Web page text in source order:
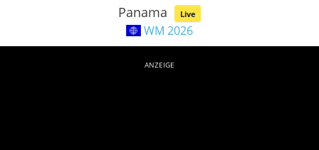
Panama Live
WM 2026
ANZEIGE